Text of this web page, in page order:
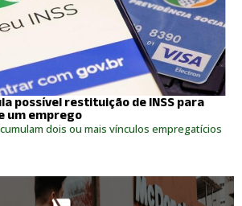
possível restituição de INSS para
um emprego
dois ou mais vínculos empregatícios